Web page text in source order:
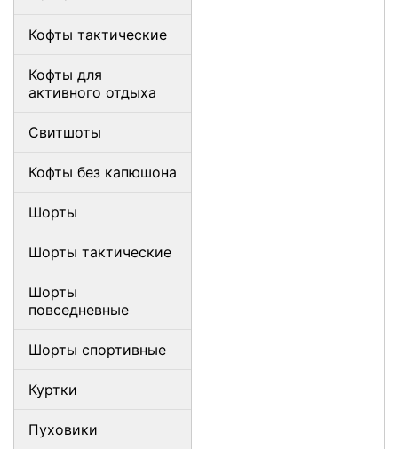
Кофты тактические
Кофты для
активного отдыха
Свитшоты
Кофты без капюшона
Шорты
Шорты тактические
Шорты
повседневные
Шорты спортивные
Куртки
Пуховики